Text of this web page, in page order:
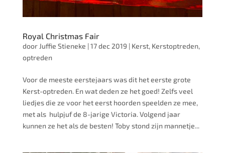
Royal Christmas Fair
door Juffie Stieneke |17 dec 2019 | Kerst, Kerstoptreden,
optreden
Voor de meeste eerstejaars was dit het eerste grote
Kerst-optreden. En wat deden ze het goed! Zelfs veel
liedjes die ze voor het eerst hoorden speelden ze mee,
met als hulpjuf de 8-jarige Victoria. Volgend jaar
kunnen ze het als de besten! Toby stond zijn mannetje...